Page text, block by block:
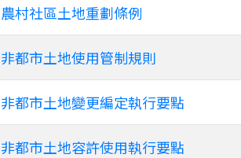
農村社區土地重劃條例
非都市土地使用管制規則
非都市土地變更編定執行要點
非都市土地容許使用執行要點